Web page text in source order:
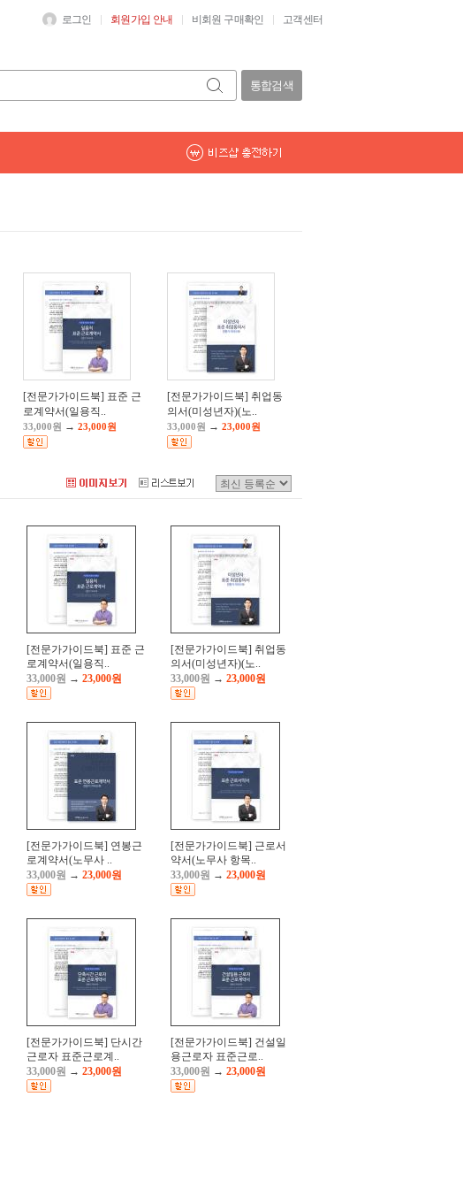
로그인 회원가입 안내 비회원 구매확인 고객센터
통합검색
[전문가가이드북] 표준 근
로계약서(일용직..
33,000원 → 23,000원
[전문가가이드북] 취업동
의서(미성년자)(노..
33,000원 → 23,000원
[전문가가이드북] 표준 근
로계약서(일용직..
33,000원 → 23,000원
[전문가가이드북] 취업동
의서(미성년자)(노..
33,000원 → 23,000원
[전문가가이드북] 연봉근
로계약서(노무사 ..
33,000원 → 23,000원
[전문가가이드북] 근로서
약서(노무사 항목..
33,000원 → 23,000원
[전문가가이드북] 단시간
근로자 표준근로계..
33,000원 → 23,000원
[전문가가이드북] 건설일
용근로자 표준근로..
33,000원 → 23,000원